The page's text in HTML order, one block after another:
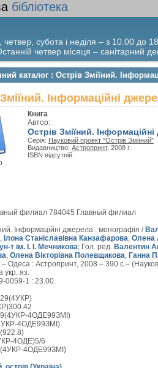
бібліотека
четвер, субота і неділя – з 10.00 до
четвер місяця – санітарний
каталог : Острів Зміїний.
Інформаційні
Книга
Автор:
Острів Зміїний.
Серія: Науковий проект "Острів Зміїний"
Видавництво: Астропринт, 2008 г.
ISBN відсутній
филиал 784045 Главный филиал
Інформаційні джерела : монографія /
, Ілона Станіславівна Канзафарова, Олена
т ім. І. І. Мечникова; Гол. ред. Валентин
, Олена Вікторівна Полевщикова, Ганна
.– Одеса : Астропринт, 2008.– 390 с.–
укр. яз.
0059-1 : 23.00.
4ОДЕ99ЗМІ)
4ОДЕ99ЗМІ)
4ОДЕ)5/6
4ОДЕ99ЗМІ)